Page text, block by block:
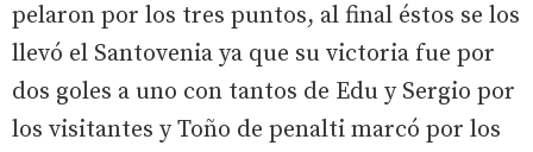
pelaron por los tres puntos, al final éstos se los
llevó el Santovenia ya que su victoria fue por
dos goles a uno con tantos de Edu y Sergio por
los visitantes y Toño de penalti marcó por los